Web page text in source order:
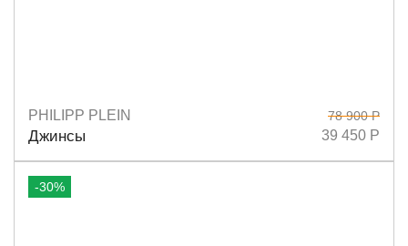
Размеры
PHILIPP PLEIN
Джинсы
78 900 Р
39 450 Р
-30%